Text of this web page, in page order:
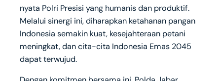
nyata Polri Presisi yang humanis dan produktif.
Melalui sinergi ini, diharapkan ketahanan pangan
Indonesia semakin kuat, kesejahteraan petani
meningkat, dan cita-cita Indonesia Emas 2045
dapat terwujud.